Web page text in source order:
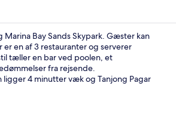
Bay Sands Skypark. Gæster kan
en af 3 restauranter og serverer
tæller en bar ved poolen, et
fra rejsende.
4 minutter væk og Tanjong Pagar